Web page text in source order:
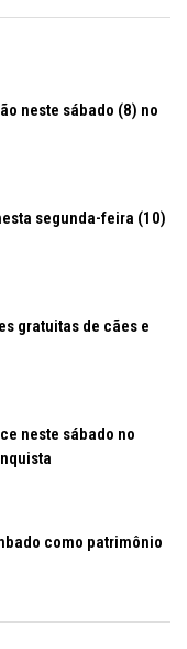
neste sábado (8) no
segunda-feira (10)
gratuitas de cães e
neste sábado no
como patrimônio